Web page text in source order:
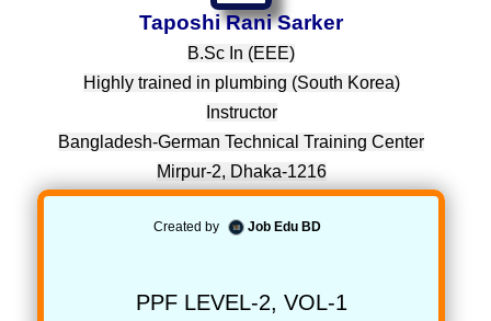
Taposhi Rani Sarker
B.Sc In (EEE)
Highly trained in plumbing (South Korea)
Instructor
Bangladesh-German Technical Training Center
Mirpur-2, Dhaka-1216
Created by Job Edu BD
PPF LEVEL-2, VOL-1